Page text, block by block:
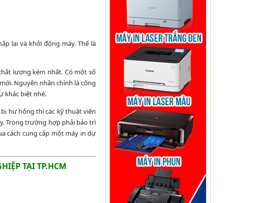
lại và khởi động máy. Thế là
lượng kém nhất. Có một số
Nguyên nhân chính là công
khác biệt nhé.
hư hỏng thì các kỹ thuật viên
Trong trường hợp phải bảo trì
cách cung cấp một máy in dự
TẠI TP.HCM